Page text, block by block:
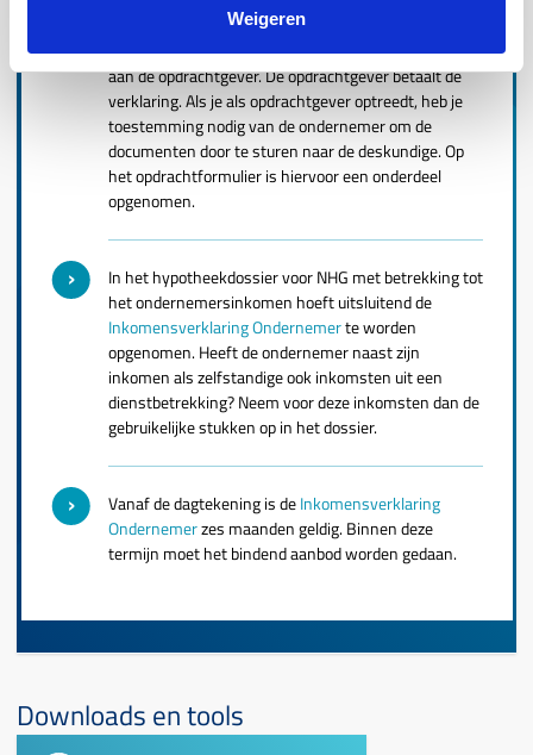
Weigeren
De Inkomensverklaring wordt uitsluitend verstrekt
aan de opdrachtgever. De opdrachtgever betaalt de
verklaring. Als je als opdrachtgever optreedt, heb je
toestemming nodig van de ondernemer om de
documenten door te sturen naar de deskundige. Op
het opdrachtformulier is hiervoor een onderdeel
opgenomen.
In het hypotheekdossier voor NHG met betrekking tot
het ondernemersinkomen hoeft uitsluitend de
Inkomensverklaring Ondernemerte worden
opgenomen. Heeft de ondernemer naast zijn
inkomen als zelfstandige ook inkomsten uit een
dienstbetrekking? Neem voor deze inkomsten dan de
gebruikelijke stukken op in het dossier.
Vanaf de dagtekening is deInkomensverklaring
Ondernemerzes maanden geldig. Binnen deze
termijn moet het bindend aanbod worden gedaan.
Downloads en tools